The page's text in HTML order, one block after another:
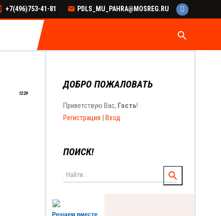
+7(496)753-41-81 PDLS_MU_PAHRA@MOSREG.RU
search
12:29
ДОБРО ПОЖАЛОВАТЬ
Приветствую Вас, Гость!
Регистрация | Вход
ПОИСК!
Решаем вместе